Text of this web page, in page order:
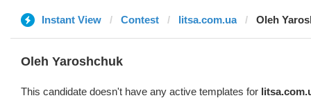
Instant View Contest litsa.com.ua Oleh
Oleh Yaroshchuk
This candidate doesn't have any active templates for